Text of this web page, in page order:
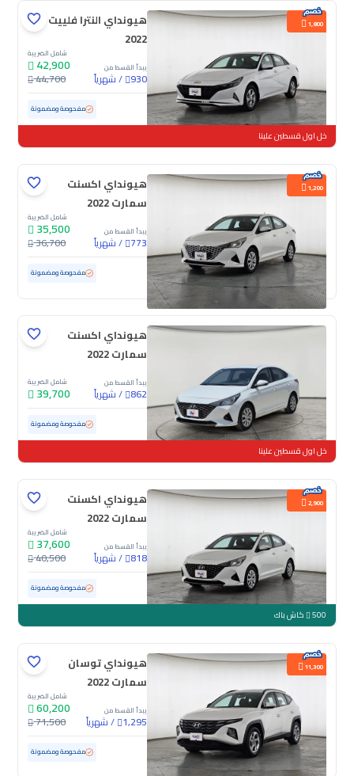
1,800
هيونداي النترا فلييت
2022
يبدأ القسط من
930
/شهرياً
شامل الضريبة
42,900
44,700
مستعملة 176,901 كم مفحوصة ومضمونة
خل اول قسطين علينا
1,200
هيونداي اكسنت
سمارت 2022
يبدأ القسط من
773
/شهرياً
شامل الضريبة
35,500
36,700
مستعملة 186,547 كم مفحوصة ومضمونة
هيونداي اكسنت
سمارت 2022
يبدأ القسط من
862
/شهرياً
شامل الضريبة
39,700
مستعملة 139,526 كم مفحوصة ومضمونة
خل اول قسطين علينا
2,900
هيونداي اكسنت
سمارت 2022
يبدأ القسط من
818
/شهرياً
شامل الضريبة
37,600
40,500
مستعملة 158,915 كم مفحوصة ومضمونة
500 كاش باك
11,300
هيونداي توسان
سمارت 2022
يبدأ القسط من
1,295
/شهرياً
شامل الضريبة
60,200
71,500
مستعملة 158,213 كم مفحوصة ومضمونة